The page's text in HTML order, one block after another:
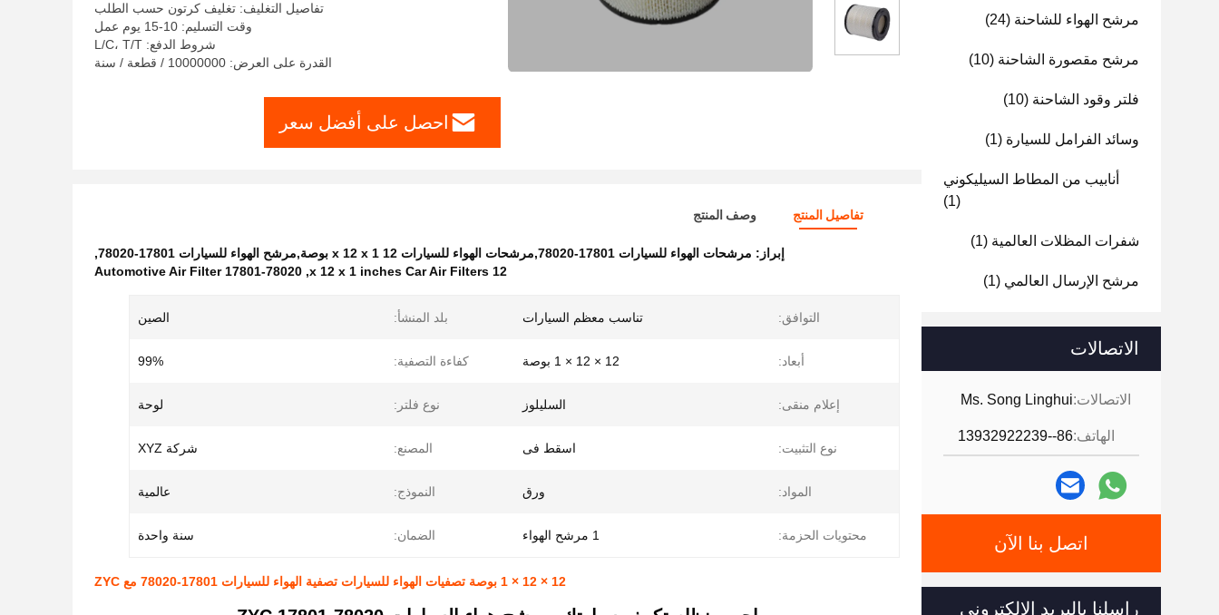
مرشح الهواء للشاحنة (24)
مرشح مقصورة الشاحنة (10)
فلتر وقود الشاحنة (10)
وسائد الفرامل للسيارة (1)
أنابيب من المطاط السيليكوني
(1)
شفرات المظلات العالمية (1)
مرشح الإرسال العالمي (1)
الاتصالات
الاتصالات:Ms. Song Linghui
الهاتف:86--13932922239
اتصل بنا الآن
راسلنا بالبريد الإلكتروني
تفاصيل التغليف: تغليف كرتون حسب الطلب
وقت التسليم: 10-15 يوم عمل
شروط الدفع: L/C، T/T
القدرة على العرض: 10000000 / قطعة / سنة
احصل على أفضل سعر
تفاصيل المنتج وصف المنتج
إبراز: مرشحات الهواء للسيارات 17801-78020,مرشحات الهواء للسيارات 12 x 12 x 1 بوصة,مرشح الهواء للسيارات 17801-78020
,
12 x 12 x 1 inches Car Air Filters
,
Automotive Air Filter 17801-78020
التوافق: تناسب معظم السيارات بلد المنشأ: الصين
أبعاد: 12 × 12 × 1 بوصة كفاءة التصفية: 99%
إعلام منقى: السليلوز نوع فلتر: لوحة
نوع التثبيت: اسقط فى المصنع: شركة XYZ
المواد: ورق النموذج: عالمية
محتويات الحزمة: 1 مرشح الهواء الضمان: سنة واحدة
12 × 12 × 1 بوصة تصفيات الهواء للسيارات تصفية الهواء للسيارات 17801-78020 مع ZYC